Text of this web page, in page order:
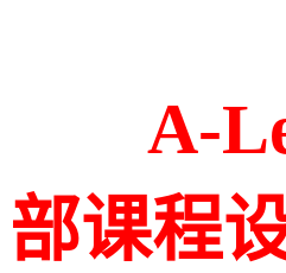
A-
部课程